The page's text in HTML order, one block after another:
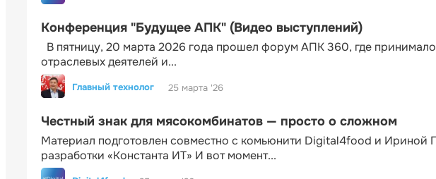
Конференция "Будущее АПК" (Видео выступлений)
В пятницу, 20 марта 2026 года прошел форум АПК 360, где
отраслевых деятелей и...
Главный технолог 25 марта '26
Честный знак для мясокомбинатов — просто о сложном
Материал подготовлен совместно с комьюнити Digital4food и Ириной
разработки «Константа ИТ» И вот момент...